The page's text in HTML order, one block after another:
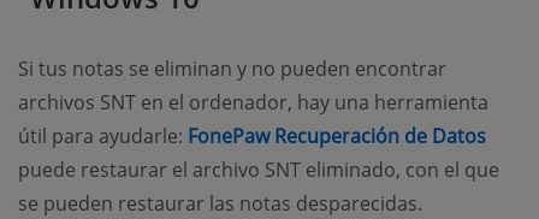
Si tus notas se eliminan y no pueden encontrar
archivos SNT en el ordenador, hay una herramienta
útil para ayudarle: FonePaw Recuperación de Datos
puede restaurar el archivo SNT eliminado, con el que
se pueden restaurar las notas desparecidas.